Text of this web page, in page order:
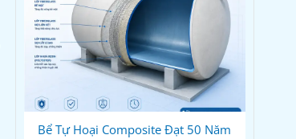
Bể Tự Hoại Composite Đạt 50 Năm